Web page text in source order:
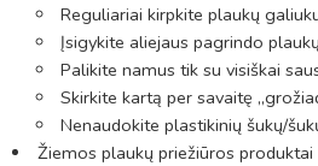
Reguliariai kirpkite plaukų
Įsigykite aliejaus pagrindo
Palikite namus tik su visiškai
Skirkite kartą per savaitę
Nenaudokite plastikinių šukų/
Žiemos plaukų priežiūros produktai